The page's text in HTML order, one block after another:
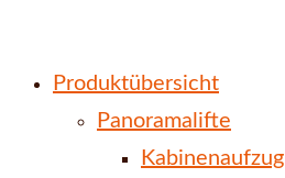
Produktübersicht
Panoramalifte
Kabinenaufzug